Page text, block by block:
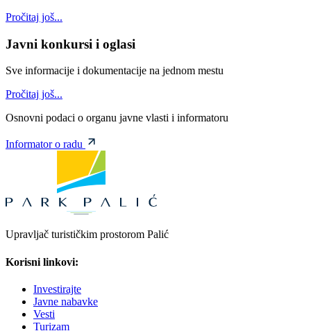
Pročitaj još...
Javni konkursi i oglasi
Sve informacije i dokumentacije na jednom mestu
Pročitaj još...
Osnovni podaci o organu javne vlasti i informatoru
Informator o radu
Upravljač turističkim prostorom Palić
Korisni linkovi:
Investirajte
Javne nabavke
Vesti
Turizam